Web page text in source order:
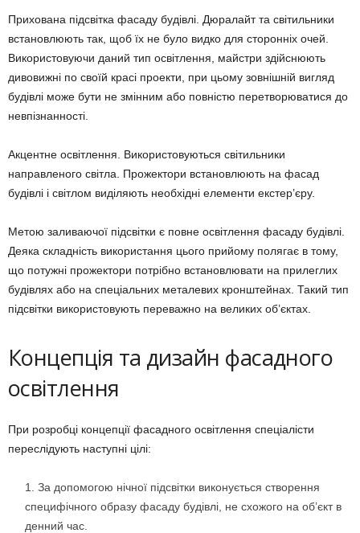
Прихована підсвітка фасаду будівлі. Дюралайт та світильники
встановлюють так, щоб їх не було видко для сторонніх очей.
Використовуючи даний тип освітлення, майстри здійснюють
дивовижні по своїй красі проекти, при цьому зовнішній вигляд
будівлі може бути не змінним або повністю перетворюватися до
невпізнанності.
Акцентне освітлення. Використовуються світильники
направленого світла. Прожектори встановлюють на фасад
будівлі і світлом виділяють необхідні елементи екстер’єру.
Метою заливаючої підсвітки є повне освітлення фасаду будівлі.
Деяка складність використання цього прийому полягає в тому,
що потужні прожектори потрібно встановлювати на прилеглих
будівлях або на спеціальних металевих кронштейнах. Такий тип
підсвітки використовують переважно на великих об’єктах.
Концепція та дизайн фасадного
освітлення
При розробці концепції фасадного освітлення спеціалісти
переслідують наступні цілі:
За допомогою нічної підсвітки виконується створення
специфічного образу фасаду будівлі, не схожого на об’єкт в
денний час.